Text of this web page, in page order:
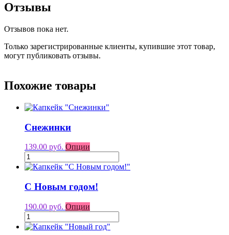
Отзывы
Отзывов пока нет.
Только зарегистрированные клиенты, купившие этот товар,
могут публиковать отзывы.
Похожие товары
Снежинки
139.00 руб. Опции
С Новым годом!
190.00 руб. Опции